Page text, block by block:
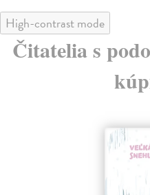
High-contrast mode
Čitatelia s